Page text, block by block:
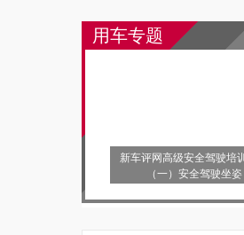
用车专题
新车评网高级安全驾驶培
（一）安全驾驶坐姿